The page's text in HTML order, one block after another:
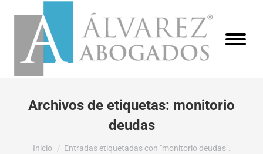
Archivos de etiquetas: monitorio
deudas
Estás aquí:
Inicio Entradas etiquetadas con "monitorio deudas".